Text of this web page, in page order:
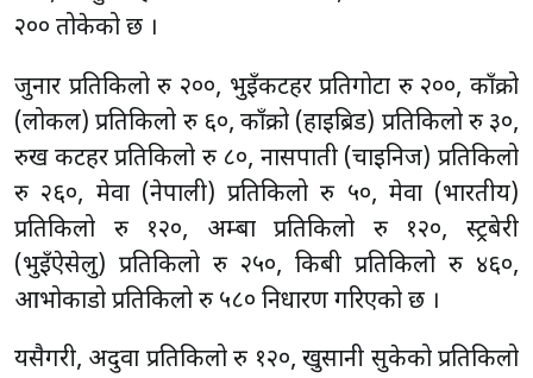
२०० तोकेको छ ।
जुनार प्रतिकिलो रु २००, भुइँकटहर प्रतिगोटा रु २००, काँक्रो
(लोकल) प्रतिकिलो रु ६०, काँक्रो (हाइब्रिड) प्रतिकिलो रु ३०,
रुख कटहर प्रतिकिलो रु ८०, नासपाती (चाइनिज) प्रतिकिलो
रु २६०, मेवा (नेपाली) प्रतिकिलो रु ५०, मेवा (भारतीय)
प्रतिकिलो रु १२०, अम्बा प्रतिकिलो रु १२०, स्ट्रबेरी
(भुइँऐसेलु) प्रतिकिलो रु २५०, किबी प्रतिकिलो रु ४६०,
आभोकाडो प्रतिकिलो रु ५८० निर्धारण गरिएको छ ।
यसैगरी, अदुवा प्रतिकिलो रु १२०, खुर्सानी सुकेको प्रतिकिलो